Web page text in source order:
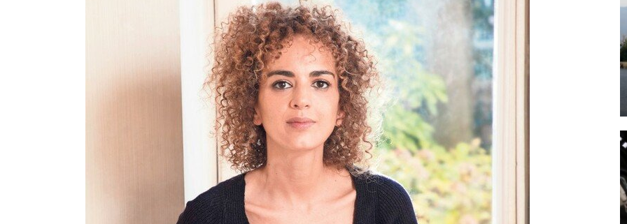
SPORT
Die Wasserfreunde Spandau 04
Haben Keine Lust Mehr Auf…
Admin Oct 16, 2021
GESUNDHEIT
Eurojackpot Aktuell: Experte
GESUNDHEIT
Erdbeben In Der Türkei Und
Syrien: Schwere
Erschütterungen!…
Admin
SPORT
Söderholm Schwankt Zwischen